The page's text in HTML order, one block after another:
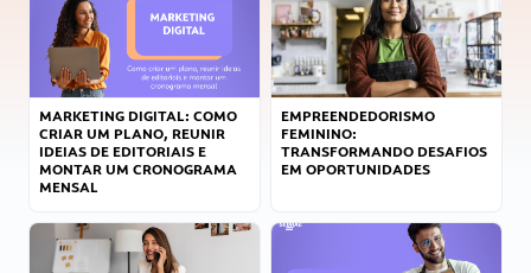
MARKETING DIGITAL: COMO
CRIAR UM PLANO, REUNIR
IDEIAS DE EDITORIAIS E
MONTAR UM CRONOGRAMA
MENSAL
EMPREENDEDORISMO
FEMININO:
TRANSFORMANDO DESAFIOS
EM OPORTUNIDADES